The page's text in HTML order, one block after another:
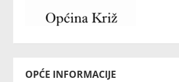
OPĆE INFORMACIJE